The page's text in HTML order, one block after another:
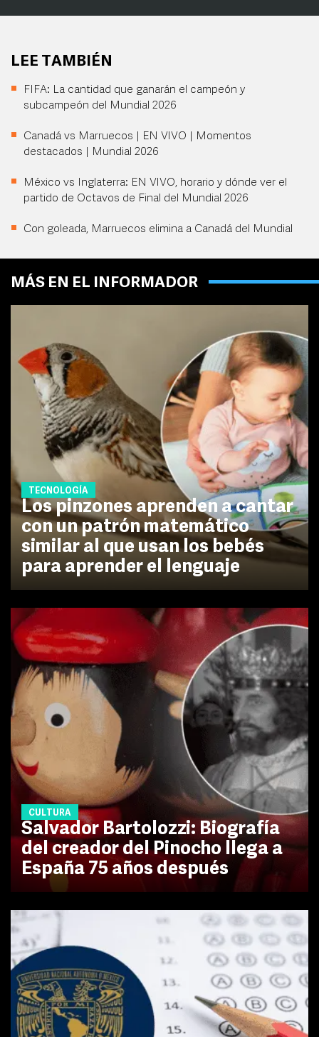
LEE TAMBIÉN
FIFA: La cantidad que ganarán el campeón y
subcampeón del Mundial 2026
Canadá vs Marruecos | EN VIVO | Momentos
destacados | Mundial 2026
México vs Inglaterra: EN VIVO, horario y dónde ver el
partido de Octavos de Final del Mundial 2026
Con goleada, Marruecos elimina a Canadá del Mundial
MÁS EN EL INFORMADOR
TECNOLOGÍA
Los pinzones aprenden a cantar
con un patrón matemático
similar al que usan los bebés
para aprender el lenguaje
CULTURA
Salvador Bartolozzi: Biografía
del creador del Pinocho llega a
España 75 años después